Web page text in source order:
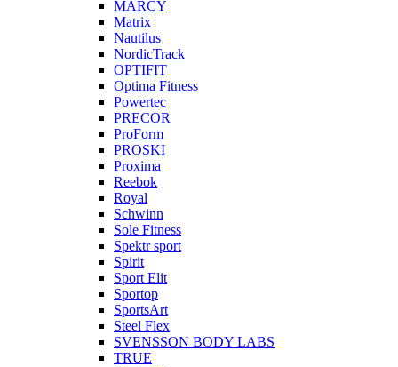
MARCY
Matrix
Nautilus
NordicTrack
OPTIFIT
Optima Fitness
Powertec
PRECOR
ProForm
PROSKI
Proxima
Reebok
Royal
Schwinn
Sole Fitness
Spektr sport
Spirit
Sport Elit
Sportop
SportsArt
Steel Flex
SVENSSON BODY LABS
TRUE